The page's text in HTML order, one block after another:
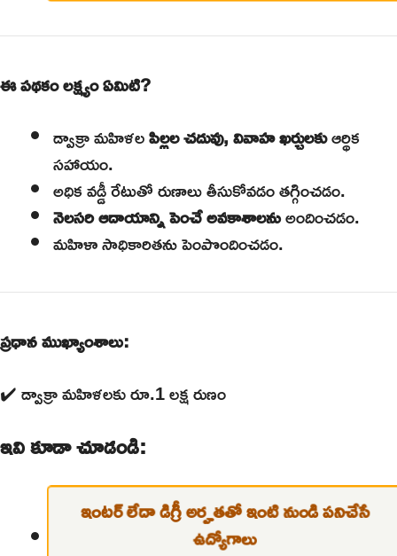
ఈ పథకం లక్ష్యం ఏమిటి?
డ్వాక్రా మహిళలపిల్లల చదువు, వివాహ ఖర్చులకుఆర్థిక
సహాయం.
అధిక వడ్డీ రేటుతో రుణాలు తీసుకోవడం తగ్గించడం.
నెలసరి ఆదాయాన్ని పెంచే అవకాశాలనుఅందించడం.
మహిళా సాధికారితను పెంపొందించడం.
ప్రధాన ముఖ్యాంశాలు:
✔️ డ్వాక్రా మహిళలకు రూ.1 లక్ష రుణం
ఇవి కూడా చూడండి:
ఇంటర్ లేదా డిగ్రీ అర్హతతో ఇంటి నుండి పనిచేసే
ఉద్యోగాలు